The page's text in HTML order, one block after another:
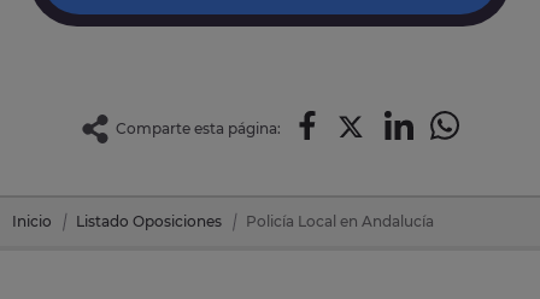
Comparte esta página:
Inicio Listado Oposiciones Policía Local en Andalucía